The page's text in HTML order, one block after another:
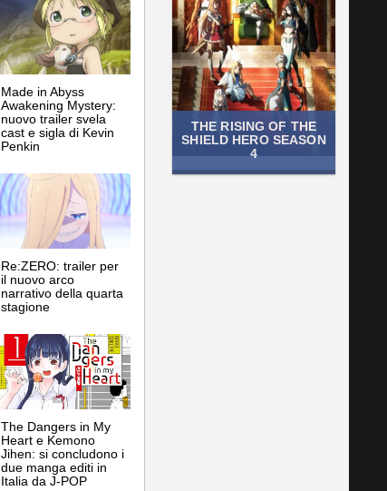
Made in Abyss
Awakening Mystery:
nuovo trailer svela
cast e sigla di Kevin
Penkin
Re:ZERO: trailer per
il nuovo arco
narrativo della quarta
stagione
The Dangers in My
Heart e Kemono
Jihen: si concludono i
due manga editi in
Italia da J-POP
THE RISING OF THE
SHIELD HERO SEASON
4